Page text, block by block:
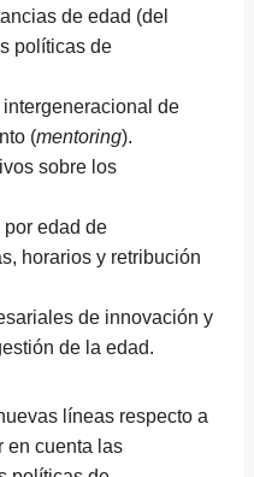
de edad (del
políticas de
de
(mentoring).
sobre los
edad de
horarios y retribución
de innovación y
de la edad.
líneas respecto a
en cuenta las